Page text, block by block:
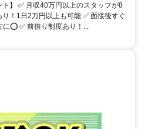
】 ✅ 月収40万円以上のスタッフが8
！1日2万円以上も可能 ✅ 面接後すぐ
⭕️ ✅ 前借り制度あり！...